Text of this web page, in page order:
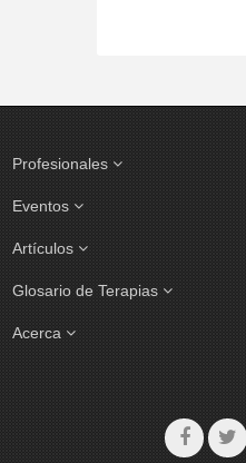
Profesionales
Eventos
Artículos
Glosario de Terapias
Acerca